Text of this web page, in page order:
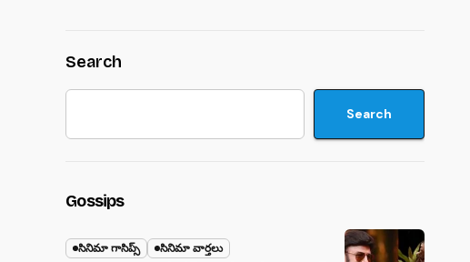
Search
Search
Gossips
సినిమా గాసిప్స్ సినిమా వార్తలు